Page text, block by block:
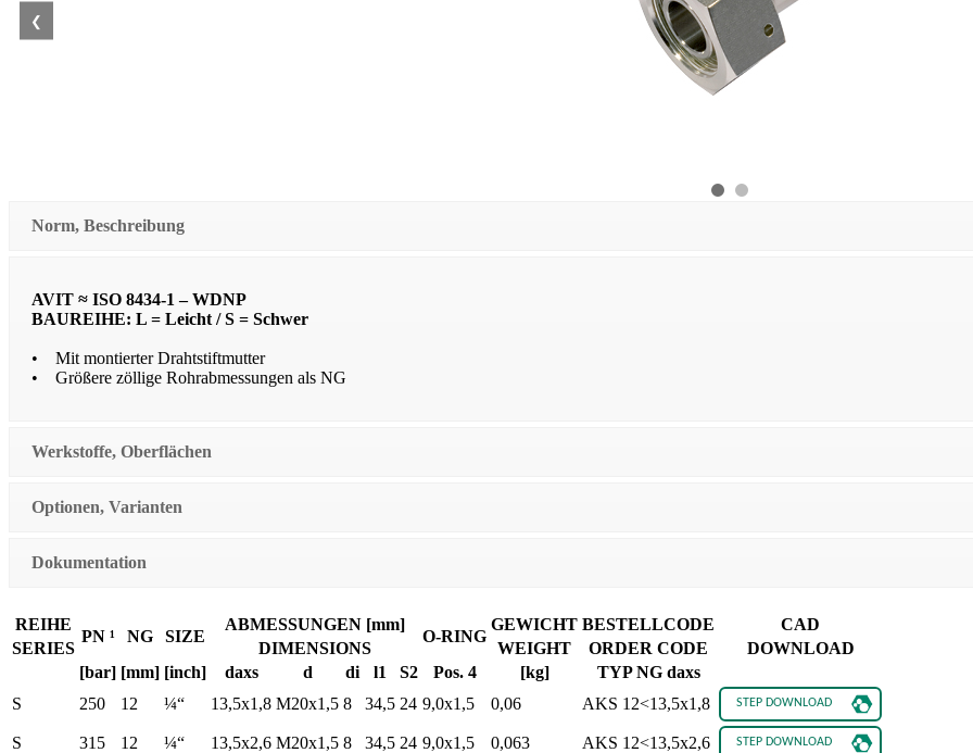
❮
Norm, Beschreibung
AVIT ≈ ISO 8434-1 – WDNP
BAUREIHE: L = Leicht / S = Schwer
• Mit montierter Drahtstiftmutter
• Größere zöllige Rohrabmessungen als NG
Werkstoffe, Oberflächen
Optionen, Varianten
Dokumentation
REIHE
PN ¹ NG SIZE
ABMESSUNGEN [mm]
O-RING
GEWICHT BESTELLCODE
CAD
SERIES
DIMENSIONS WEIGHT ORDER CODE
DOWNLOAD
[bar] [mm] [inch] daxs d di l1 S2 Pos. 4 [kg]
TYP NG daxs
S
250 12 ¼“ 13,5x1,8 M20x1,5 8 34,5 24 9,0x1,5 0,06 AKS 12<13,5x1,8
S 315 12 ¼“ 13,5x2,6 M20x1,5 8 34,5 24 9,0x1,5 0,063 AKS 12<13,5x2,6